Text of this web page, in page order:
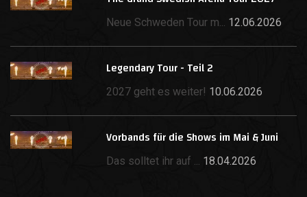
Neue Schweden Tour m... 12.06.2026
Legendary Tour - Teil 2
2027 geht es weiter! 10.06.2026
Vorbands für die Shows im Mai & Juni
Das solltet ihr auf ... 18.04.2026